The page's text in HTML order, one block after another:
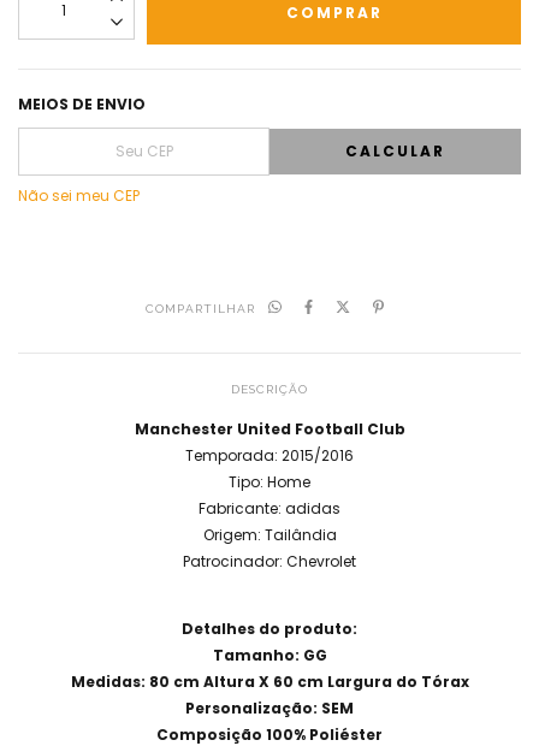
MEIOS DE ENVIO
CALCULAR
Não sei meu CEP
COMPARTILHAR
DESCRIÇÃO
Manchester United Football Club
Temporada: 2015/2016
Tipo: Home
Fabricante: adidas
Origem: Tailândia
Patrocinador: Chevrolet
Detalhes do produto:
Tamanho: GG
Medidas: 80 cm Altura X 60 cm Largura do Tórax
Personalização: SEM
Composição 100% Poliéster